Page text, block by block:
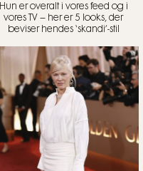
Hun er overalt i vores feed og i
vores TV – her er 5 looks, der
beviser hendes ‘skandi’-stil